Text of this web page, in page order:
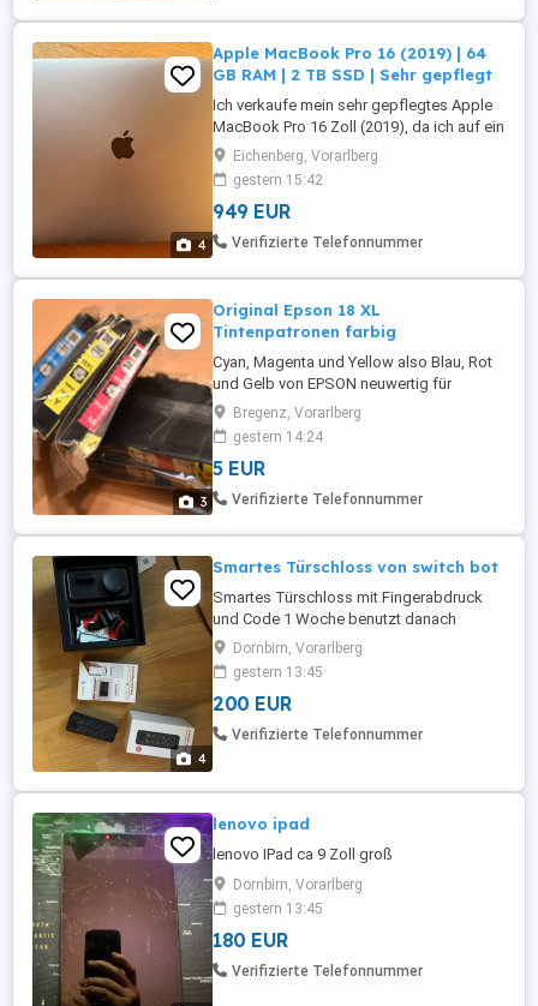
4
Apple MacBook Pro 16 (2019) | 64
GB RAM | 2 TB SSD | Sehr gepflegt
Ich verkaufe mein sehr gepflegtes Apple
MacBook Pro 16 Zoll (2019), da ich auf ein
neues Gerät umgestiegen bin. Das
MacBook wurde stets sorgfältig
behandelt, befindet sich in einem sehr
guten optischen und technischen Zustand
und wurde vollständig zurückgesetzt. Es
Eichenberg, Vorarlberg
gestern 15:42
949 EUR
Verifizierte Telefonnummer
3
Original Epson 18 XL
Tintenpatronen farbig
Cyan, Magenta und Yellow also Blau, Rot
und Gelb von EPSON neuwertig für
Tinenstrahldrucker (Symbol: Margarithe)
+ 3 Ersatzpatronen (noname)
Originalverpackt - alle zusammen nur 5
Euro
Bregenz, Vorarlberg
gestern 14:24
5 EUR
Verifizierte Telefonnummer
4
Smartes Türschloss von switch bot
Smartes Türschloss mit Fingerabdruck
und Code 1 Woche benutzt danach
wieder eingepackt wegen Umzug
Dornbirn, Vorarlberg
gestern 13:45
200 EUR
Verifizierte Telefonnummer
lenovo ipad
lenovo IPad ca 9 Zoll groß
Dornbirn, Vorarlberg
gestern 13:45
180 EUR
Verifizierte Telefonnummer